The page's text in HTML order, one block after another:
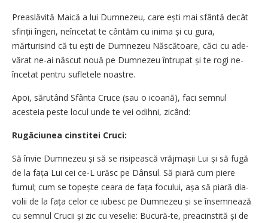
Preaslăvită Maică a lui Dum­ne­zeu, care ești mai sfântă decât
sfinții în­geri, neîn­cetat te cântăm cu inima și cu gura,
mărturisind că tu ești de Dum­­­nezeu Năs­cătoare, căci cu ade­
vă­­rat ne-ai născut nouă pe Dumnezeu în­tru­pat și te rogi ne­
încetat pentru su­fletele noastre.
Apoi, sărutând Sfânta Cruce (sau o icoană), faci semnul
acesteia peste locul unde te vei odihni, zicând:
Rugăciunea cinstitei Cruci:
Să învie Dumnezeu și să se risipească vrăjmașii Lui și să fugă
de la fața Lui cei ce-L urăsc pe Dânsul. Să piară cum piere
fumul; cum se topește ceara de fața focului, așa să piară dia­
volii de la fața celor ce iu­besc pe Dum­­nezeu și se însemnează
cu semnul Crucii și zic cu veselie: Bucură-te, prea­cins­tită și de